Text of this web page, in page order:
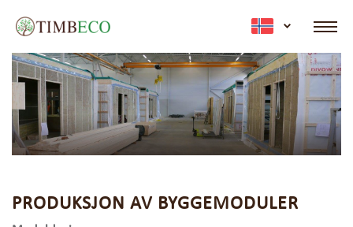
active
PRODUKSJON AV BYGGEMODULER